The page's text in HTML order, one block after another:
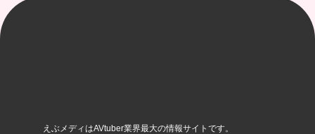
えぶメディはAVtuber業界最大の情報サイトです。